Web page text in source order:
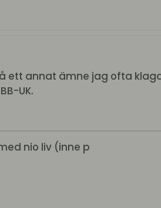
ett annat ämne jag ofta
UK.
nio liv (inne p